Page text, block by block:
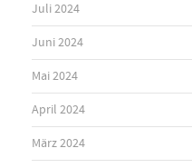
Juli 2024
Juni 2024
Mai 2024
April 2024
März 2024